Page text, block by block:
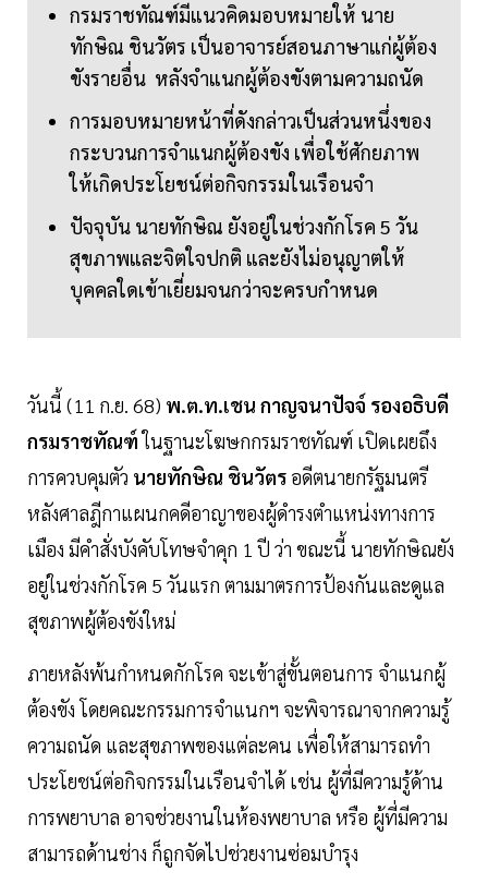
กรมราชทัณฑ์มีแนวคิดมอบหมายให้ นาย
ทักษิณ ชินวัตร เป็นอาจารย์สอนภาษาแก่ผู้ต้อง
ขังรายอื่น หลังจำแนกผู้ต้องขังตามความถนัด
การมอบหมายหน้าที่ดังกล่าวเป็นส่วนหนึ่งของ
กระบวนการจำแนกผู้ต้องขัง เพื่อใช้ศักยภาพ
ให้เกิดประโยชน์ต่อกิจกรรมในเรือนจำ
ปัจจุบัน นายทักษิณ ยังอยู่ในช่วงกักโรค 5 วัน
สุขภาพและจิตใจปกติ และยังไม่อนุญาตให้
บุคคลใดเข้าเยี่ยมจนกว่าจะครบกำหนด
วันนี้ (11 ก.ย. 68) พ.ต.ท.เชน กาญจนาปัจจ์ รองอธิบดี
กรมราชทัณฑ์ในฐานะโฆษกกรมราชทัณฑ์ เปิดเผยถึง
การควบคุมตัว นายทักษิณ ชินวัตร อดีตนายกรัฐมนตรี
หลังศาลฎีกาแผนกคดีอาญาของผู้ดำรงตำแหน่งทางการ
เมือง มีคำสั่งบังคับโทษจำคุก 1 ปี ว่า ขณะนี้ นายทักษิณยัง
อยู่ในช่วงกักโรค 5 วันแรก ตามมาตรการป้องกันและดูแล
สุขภาพผู้ต้องขังใหม่
ภายหลังพ้นกำหนดกักโรค จะเข้าสู่ขั้นตอนการ จำแนกผู้
ต้องขัง โดยคณะกรรมการจำแนกฯ จะพิจารณาจากความรู้
ความถนัด และสุขภาพของแต่ละคน เพื่อให้สามารถทำ
ประโยชน์ต่อกิจกรรมในเรือนจำได้ เช่น ผู้ที่มีความรู้ด้าน
การพยาบาล อาจช่วยงานในห้องพยาบาล หรือ ผู้ที่มีความ
สามารถด้านช่าง ก็ถูกจัดไปช่วยงานซ่อมบำรุง